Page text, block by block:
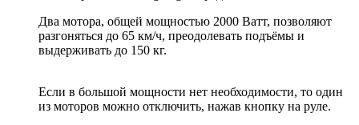
Два мотора, общей мощностью 2000 Ватт, позволяют
разгоняться до 65 км/ч, преодолевать подъёмы и
выдерживать до 150 кг.
Если в большой мощности нет необходимости, то один
из моторов можно отключить, нажав кнопку на руле.